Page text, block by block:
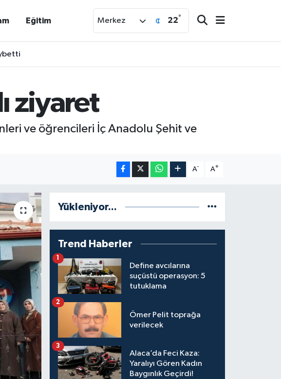
Eğitim Merkez 22°
ziyaret
ve öğrencileri İç Anadolu Şehit ve
A- A+
Yükleniyor...
Trend Haberler
Define avcılarına
suçüstü operasyon: 5
tutuklama
1
Ömer Pelit toprağa
verilecek
2
Alaca’da Feci Kaza:
Yaralıyı Gören Kadın
Baygınlık Geçirdi!
3